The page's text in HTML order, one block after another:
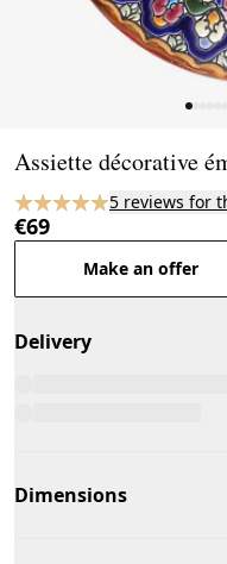
Assiette décorative
5 reviews for
€69
Make an offer
Delivery
Dimensions